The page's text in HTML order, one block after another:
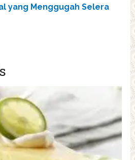
yang Menggugah Selera